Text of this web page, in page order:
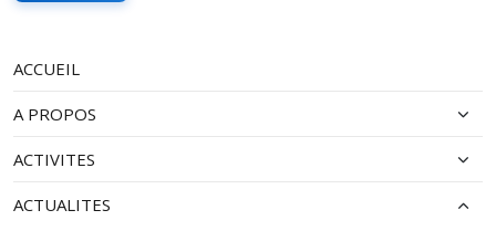
ACCUEIL
A PROPOS
ACTIVITES
ACTUALITES